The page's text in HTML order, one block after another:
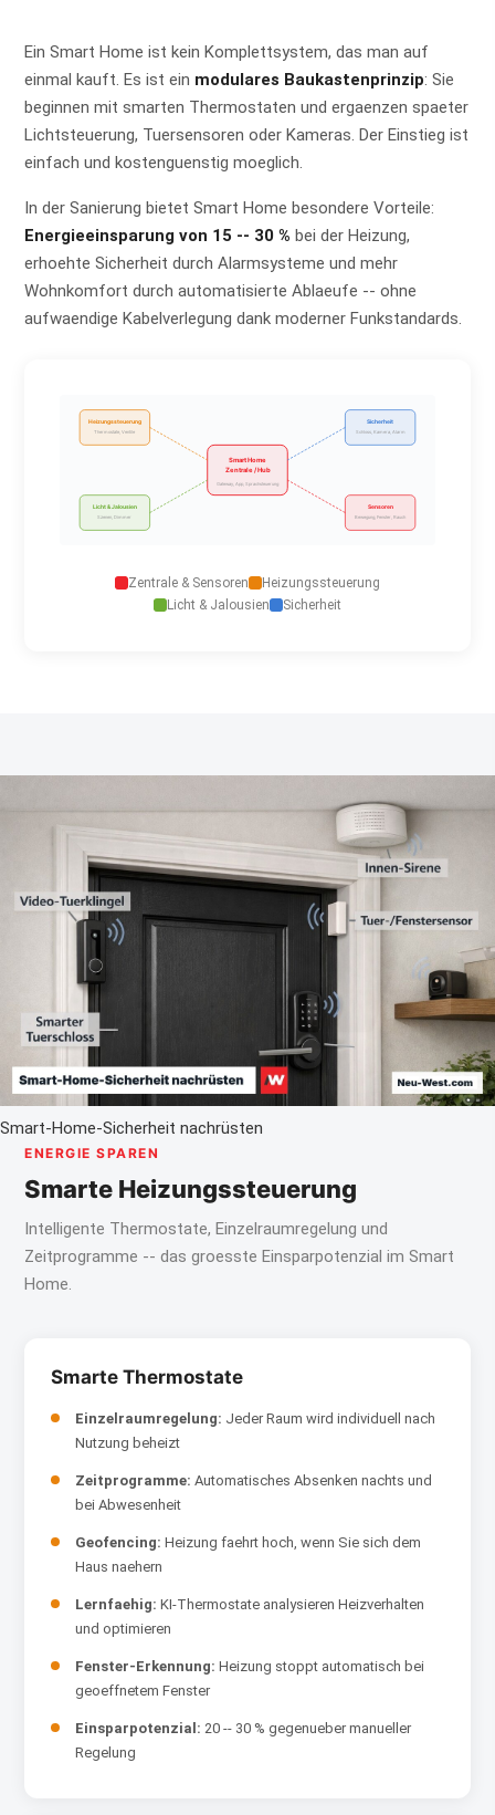
Ein Smart Home ist kein Komplettsystem, das man auf
einmal kauft. Es ist ein modulares Baukastenprinzip: Sie
beginnen mit smarten Thermostaten und ergaenzen spaeter
Lichtsteuerung, Tuersensoren oder Kameras. Der Einstieg ist
einfach und kostenguenstig moeglich.
In der Sanierung bietet Smart Home besondere Vorteile:
Energieeinsparung von 15 -- 30 % bei der Heizung,
erhoehte Sicherheit durch Alarmsysteme und mehr
Wohnkomfort durch automatisierte Ablaeufe -- ohne
aufwaendige Kabelverlegung dank moderner Funkstandards.
Smart Home
Zentrale / Hub
Gateway, App, Sprachsteuerung
Heizungssteuerung
Thermostate, Ventile
Licht & Jalousien
Szenen, Dimmer
Sicherheit
Schloss, Kamera, Alarm
Sensoren
Bewegung, Fenster, Rauch
Zentrale & Sensoren
Heizungssteuerung
Licht & Jalousien
Sicherheit
Smart-Home-Sicherheit nachrüsten
ENERGIE SPAREN
Smarte Heizungssteuerung
Intelligente Thermostate, Einzelraumregelung und
Zeitprogramme -- das groesste Einsparpotenzial im Smart
Home.
Smarte Thermostate
Einzelraumregelung: Jeder Raum wird individuell nach
Nutzung beheizt
Zeitprogramme: Automatisches Absenken nachts und
bei Abwesenheit
Geofencing: Heizung faehrt hoch, wenn Sie sich dem
Haus naehern
Lernfaehig: KI-Thermostate analysieren Heizverhalten
und optimieren
Fenster-Erkennung: Heizung stoppt automatisch bei
geoeffnetem Fenster
Einsparpotenzial: 20 -- 30 % gegenueber manueller
Regelung